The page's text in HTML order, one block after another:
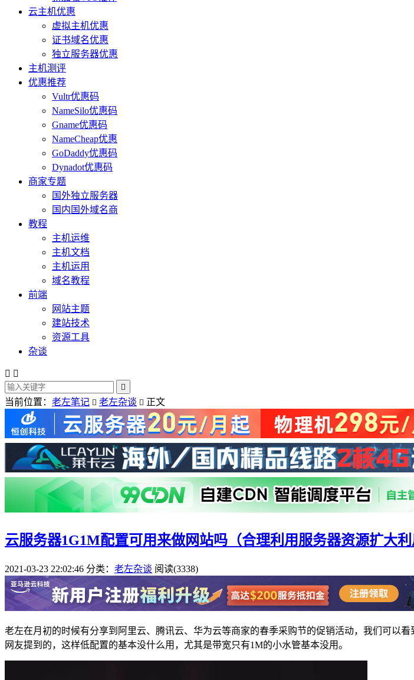
云主机优惠
虚拟主机优惠
证书域名优惠
独立服务器优惠
主机测评
优惠推荐
Vultr优惠码
NameSilo优惠码
Gname优惠码
NameCheap优惠
GoDaddy优惠码
Dynadot优惠码
商家专题
国外独立服务器
国内国外域名商
教程
主机运维
主机文档
主机运用
域名教程
前端
网站主题
建站技术
资源工具
杂谈
 

当前位置： 老左笔记  老左杂谈  正文
云服务器1G1M配置可用来做网站吗（合理利用服务器资源扩大利
2021-03-23 22:02:46 分类： 老左杂谈 阅读(3338)
老左在月初的时候有分享到阿里云、腾讯云、华为云等商家的春季采购节的促销活动，我们可以
网友提到的，这样低配置的基本没什么用，尤其是带宽只有1M的小水管基本没用。